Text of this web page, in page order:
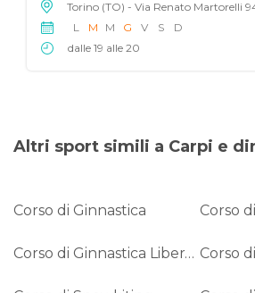
Torino (TO) - Via Renato Martorelli
L
M M G V S
D
dalle 19 alle 20
Altri sport simili a Carpi e
Corso di Ginnastica
Corso di Ginnastica Libera - Coreagrafia Corso